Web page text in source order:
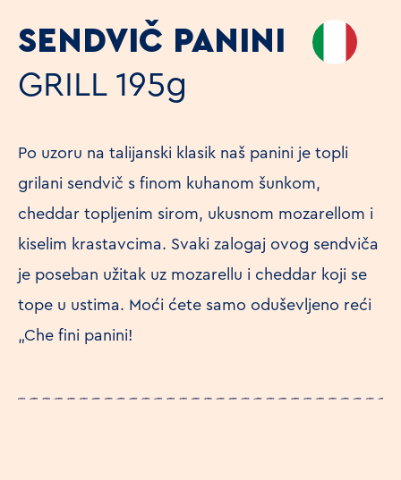
SENDVIČ PANINI
GRILL 195g
Po uzoru na talijanski klasik naš panini je topli
grilani sendvič s finom kuhanom šunkom,
cheddar topljenim sirom, ukusnom mozarellom i
kiselim krastavcima. Svaki zalogaj ovog sendviča
je poseban užitak uz mozarellu i cheddar koji se
tope u ustima. Moći ćete samo oduševljeno reći
„Che fini panini!